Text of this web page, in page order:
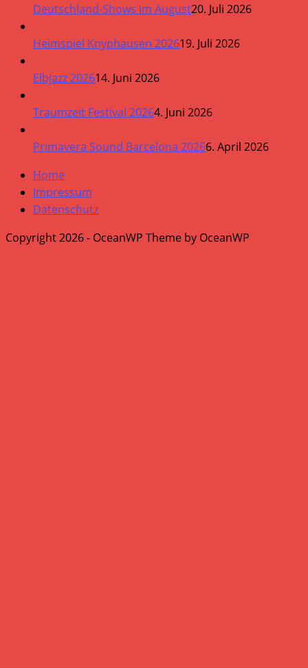
Deutschland-Shows im August20. Juli 2026
Heimspiel Knyphausen 202619. Juli 2026
Elbjazz 202614. Juni 2026
Traumzeit Festival 20264. Juni 2026
Primavera Sound Barcelona 20266. April 2026
Home
Impressum
Datenschutz
Copyright 2026 - OceanWP Theme by OceanWP